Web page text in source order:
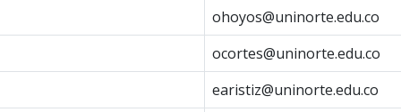
ohoyos@uninorte.edu.co
ocortes@uninorte.edu.co
earistiz@uninorte.edu.co